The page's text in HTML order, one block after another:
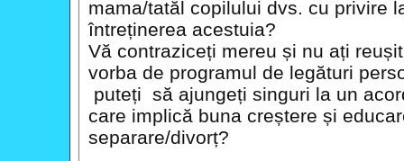
mama/tatăl copilului dvs. cu privire
întreținerea acestuia?
Vă contraziceți mereu și nu ați
vorba de programul de legături
puteți să ajungeți singuri la un
care implică buna creștere și
separare/divorț?